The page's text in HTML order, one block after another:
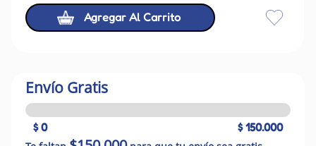
Agregar Al Carrito
Envío Gratis
$ 0 $ 150.000